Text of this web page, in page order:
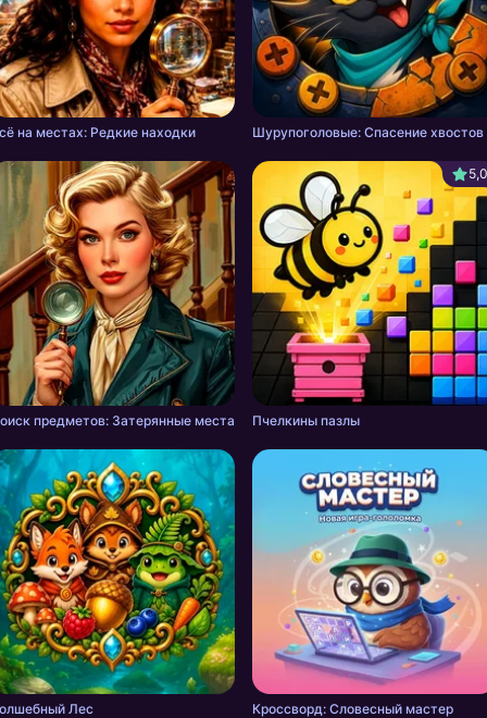
на местах: Редкие находки Шурупоголовые: Спасение хвостов
предметов: Затерянные места
5,0
Пчелкины пазлы
Лес Кроссворд: Словесный мастер